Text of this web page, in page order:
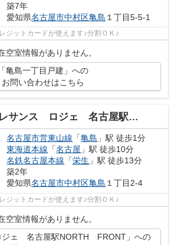
築7年
愛知県名古屋市中村区亀島 １丁目5-5-1
ジットカードが使えます♪分割ＯＫ♪
空室情報がありません。
「亀島一丁目戸建」への
お問い合わせはこちら
サンス ロジェ 名古屋駅NORTH FRONT
名古屋市営東山線 「亀島 」駅 徒歩1分
東海道本線 「名古屋 」駅 徒歩10分
名鉄名古屋本線 「栄生 」駅 徒歩13分
築2年
愛知県名古屋市中村区亀島 １丁目2-4
ジットカードが使えます♪分割ＯＫ♪
空室情報がありません。
ジェ 名古屋駅NORTH FRONT」への